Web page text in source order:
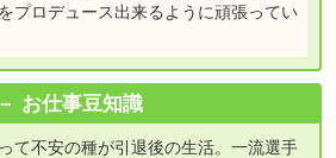
プロデュース出来るように頑張ってい
お仕事豆知識
て不安の種が引退後の生活。一流選手